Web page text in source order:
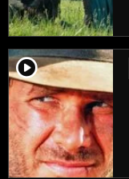
player2